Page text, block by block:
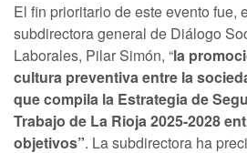
El fin prioritario de este evento fue,
subdirectora general de Diálogo
Laborales, Pilar Simón, “la
cultura preventiva entre la
que compila la Estrategia de
Trabajo de La Rioja 2025-2028
objetivos”. La subdirectora ha